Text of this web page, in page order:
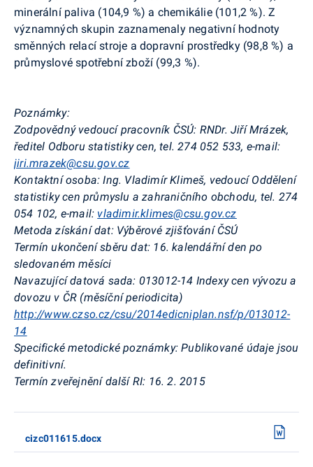
minerální paliva (104,9 %) a chemikálie (101,2 %). Z
významných skupin zaznamenaly negativní hodnoty
směnných relací stroje a dopravní prostředky (98,8 %) a
průmyslové spotřební zboží (99,3 %).
Poznámky:
Zodpovědný vedoucí pracovník ČSÚ: RNDr. Jiří Mrázek,
ředitel Odboru statistiky cen, tel. 274 052 533, e-mail:
jiri.mrazek@csu.gov.cz
Kontaktní osoba: Ing. Vladimír Klimeš, vedoucí Oddělení
statistiky cen průmyslu a zahraničního obchodu, tel. 274
054 102, e-mail: vladimir.klimes@csu.gov.cz
Metoda získání dat: Výběrové zjišťování ČSÚ
Termín ukončení sběru dat: 16. kalendářní den po
sledovaném měsíci
Navazující datová sada: 013012-14 Indexy cen vývozu a
dovozu v ČR (měsíční periodicita)
http://www.czso.cz/csu/2014edicniplan.nsf/p/013012-
14
Specifické metodické poznámky:Publikované údaje jsou
definitivní.
Termín zveřejnění další RI: 16. 2. 2015
cizc011615.docx